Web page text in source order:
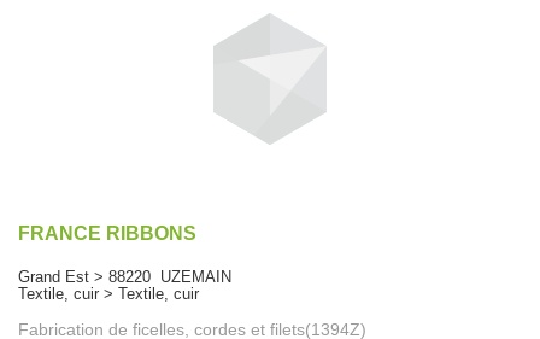
FRANCE RIBBONS
Grand Est > 88220 UZEMAIN
Textile, cuir > Textile, cuir
Fabrication de ficelles, cordes et filets(1394Z)